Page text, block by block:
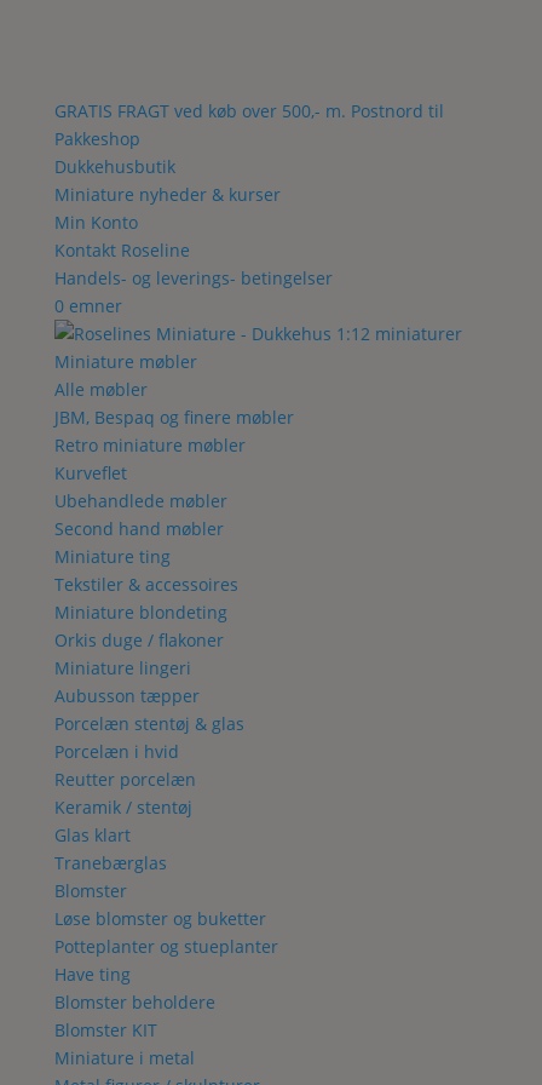
GRATIS FRAGT ved køb over 500,- m. Postnord til
Pakkeshop
Dukkehusbutik
Miniature nyheder & kurser
Min Konto
Kontakt Roseline
Handels- og leverings- betingelser
0 emner
Miniature møbler
Alle møbler
JBM, Bespaq og finere møbler
Retro miniature møbler
Kurveflet
Ubehandlede møbler
Second hand møbler
Miniature ting
Tekstiler & accessoires
Miniature blondeting
Orkis duge / flakoner
Miniature lingeri
Aubusson tæpper
Porcelæn stentøj & glas
Porcelæn i hvid
Reutter porcelæn
Keramik / stentøj
Glas klart
Tranebærglas
Blomster
Løse blomster og buketter
Potteplanter og stueplanter
Have ting
Blomster beholdere
Blomster KIT
Miniature i metal